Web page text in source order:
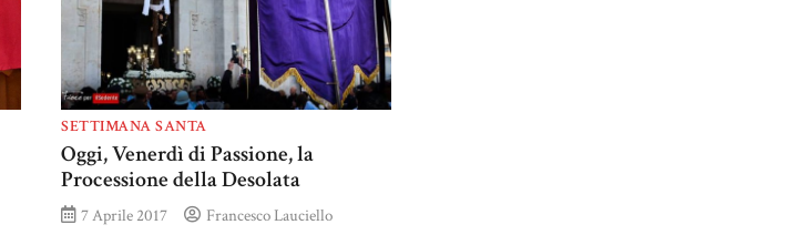
SETTIMANA SANTA
Oggi, Venerdì di Passione, la
Processione della Desolata
7 Aprile 2017 Francesco Lauciello